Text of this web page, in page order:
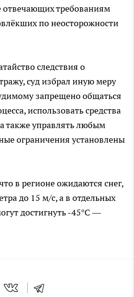
отвечающих требованиям
по неосторожности
следствия о
суд избрал иную меру
запрещено общаться
использовать средства
также управлять любым
ограничения установлены
в регионе ожидаются снег,
до 15 м/с, а в отдельных
достигнуть -45°C —